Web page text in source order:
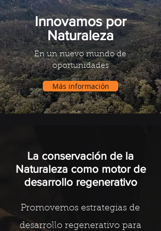
Innovamos por
Naturaleza
En un nuevo mundo de
oportunidades
Más información
La conservación de la
Naturaleza como motor de
desarrollo regenerativo
Promovemos estrategias de
desarrollo regenerativo para